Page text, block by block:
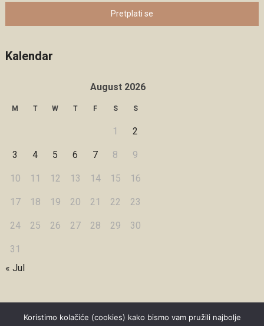
Pretplati se
Kalendar
August 2026
M T W T F S S
1 2
3 4 5 6 7 8 9
10 11 12 13 14 15 16
17 18 19 20 21 22 23
24 25 26 27 28 29 30
31
« Jul
Koristimo kolačiće (cookies) kako bismo vam pružili najbolje